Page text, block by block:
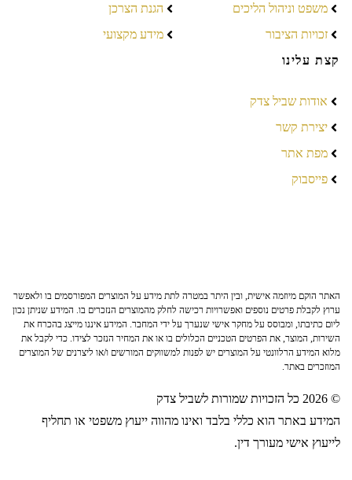
משפט וניהול הליכים
זכויות הציבור
הגנת הצרכן
מידע מקצועי
קצת עלינו
אודות שביל צדק
יצירת קשר
מפת אתר
פייסבוק
האתר הוקם מיוזמה אישית, ובין היתר במטרה לתת מידע על המוצרים המפורסמים בו ולאפשר
ערוץ לקבלת פרטים נוספים ואפשרויות רכישה לחלק מהמוצרים הנזכרים בו. המידע שניתן נכון
ליום כתיבתו, ומבוסס על מחקר אישי שנערך על ידי המחבר. המידע איננו מייצג בהכרח את
השירות, המוצר, את הפרטים הטכניים הכלולים בו או את המחיר הנזכר לצידו. כדי לקבל את
מלוא המידע הרלוונטי על המוצרים יש לפנות למשווקים המורשים ו/או ליצרנים של המוצרים
המוזכרים באתר.
© 2026 כל הזכויות שמורות לשביל צדק
המידע באתר הוא כללי בלבד ואינו מהווה ייעוץ משפטי או תחליף
לייעוץ אישי מעורך דין.